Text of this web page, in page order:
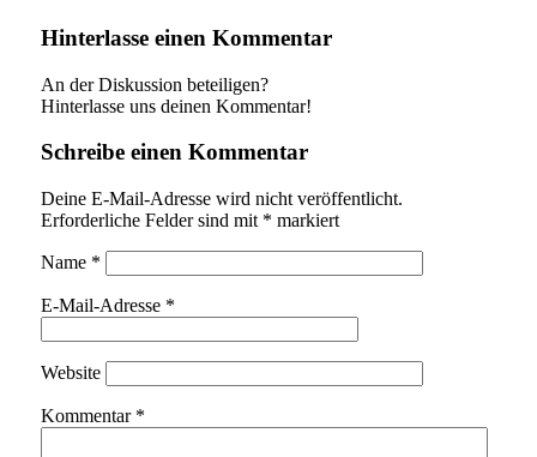
Hinterlasse einen Kommentar
An der Diskussion beteiligen?
Hinterlasse uns deinen Kommentar!
Schreibe einen Kommentar
Deine E-Mail-Adresse wird nicht veröffentlicht.
Erforderliche Felder sind mit * markiert
Name *
E-Mail-Adresse *
Website
Kommentar *